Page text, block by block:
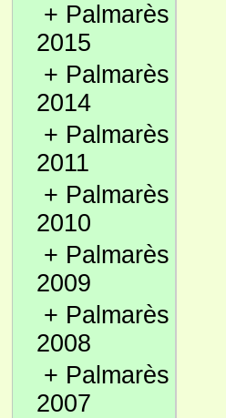
+ Palmarès
2015
+ Palmarès
2014
+ Palmarès
2011
+ Palmarès
2010
+ Palmarès
2009
+ Palmarès
2008
+ Palmarès
2007